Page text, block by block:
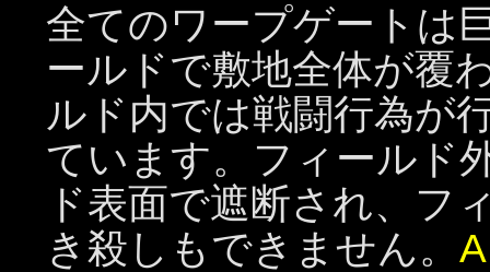
全てのワープゲートは
ールドで敷地全体が覆
ルド内では戦闘行為が
ています。フィールド
ド表面で遮断され、フ
き殺しもできません。